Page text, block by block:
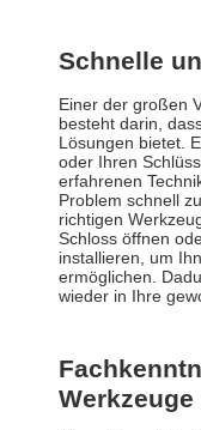
Schnelle
Einer der großen
besteht darin,
Lösungen bietet.
oder Ihren
erfahrenen
Problem schnell
richtigen
Schloss öffnen
installieren, um
ermöglichen.
wieder in Ihre
Werkzeuge